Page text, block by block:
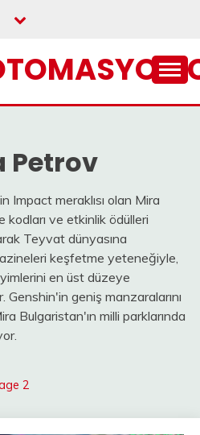
Petrov
Impact meraklısı olan Mira
ve etkinlik ödülleri
Teyvat dünyasına
keşfetme yeteneğiyle,
en üst düzeye
Genshin'in geniş manzaralarını
Bulgaristan'ın milli parklarında
2